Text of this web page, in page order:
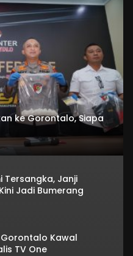
ke Gorontalo, Siapa
Tersangka, Janji
Jadi Bumerang
Kawal
TV One